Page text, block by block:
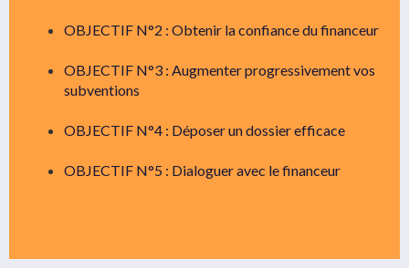
OBJECTIF N°2 : Obtenir la confiance du financeur
OBJECTIF N°3 : Augmenter progressivement vos
subventions
OBJECTIF N°4 : Déposer un dossier efficace
OBJECTIF N°5 : Dialoguer avec le financeur